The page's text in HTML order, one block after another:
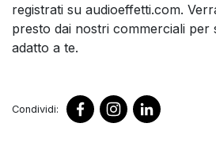
registrati su audioeffetti.com.
presto dai nostri commerciali
adatto a te.
Condividi: